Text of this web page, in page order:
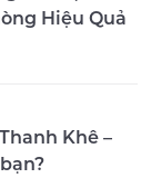
Hiệu Quả
Khê –